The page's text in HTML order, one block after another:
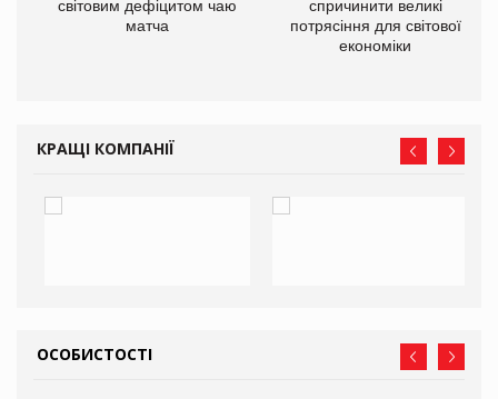
світовим дефіцитом чаю
матча
спричинити великі
потрясіння для світової
економіки
КРАЩІ КОМПАНІЇ
ОСОБИСТОСТІ